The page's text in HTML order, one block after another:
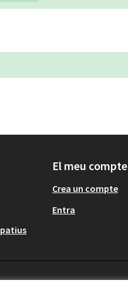
El meu compte
Crea un compte
Entra